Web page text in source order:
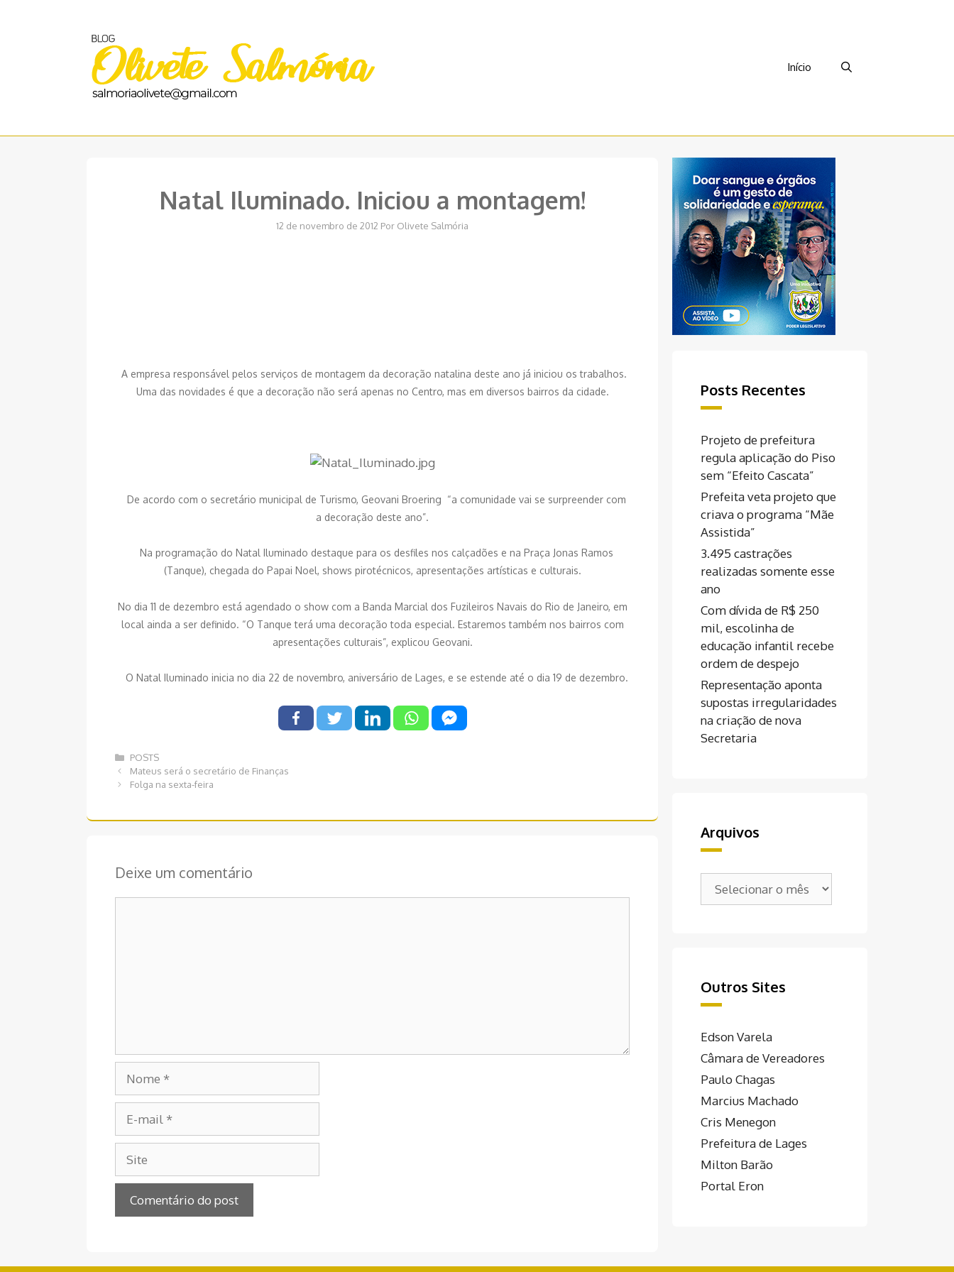
Início
Natal Iluminado. Iniciou a montagem!
12 de novembro de 2012 Por Olivete Salmória
A empresa responsável pelos serviços de montagem da decoração natalina deste ano já iniciou os trabalhos.
Uma das novidades é que a decoração não será apenas no Centro, mas em diversos bairros da cidade.
De acordo com o secretário municipal de Turismo, Geovani Broering “a comunidade vai se surpreender com
a decoração deste ano”.
Na programação do Natal Iluminado destaque para os desfiles nos calçadões e na Praça Jonas Ramos
(Tanque), chegada do Papai Noel, shows pirotécnicos, apresentações artísticas e culturais.
No dia 11 de dezembro está agendado o show com a Banda Marcial dos Fuzileiros Navais do Rio de Janeiro, em
local ainda a ser definido. “O Tanque terá uma decoração toda especial. Estaremos também nos bairros com
apresentações culturais”, explicou Geovani.
O Natal Iluminado inicia no dia 22 de novembro, aniversário de Lages, e se estende até o dia 19 de dezembro.
Categorias
POSTS
Navegação
de
Mateus será o secretário de Finanças
Folga na sexta-feira
Deixe um comentário
mail
Posts Recentes
Projeto de prefeitura
regula aplicação do Piso
sem “Efeito Cascata”
Prefeita veta projeto que
criava o programa “Mãe
Assistida”
3.495 castrações
realizadas somente esse
ano
Com dívida de R$ 250
mil, escolinha de
educação infantil recebe
ordem de despejo
Representação aponta
supostas irregularidades
na criação de nova
Secretaria
Arquivos
Outros Sites
Edson Varela
Câmara de Vereadores
Paulo Chagas
Marcius Machado
Cris Menegon
Prefeitura de Lages
Milton Barão
Portal Eron